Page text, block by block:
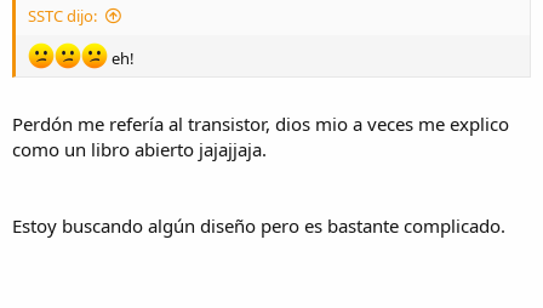
SSTC dijo:
eh!
Perdón me refería al transistor, dios mio a veces me explico
como un libro abierto jajajjaja.
Estoy buscando algún diseño pero es bastante complicado.